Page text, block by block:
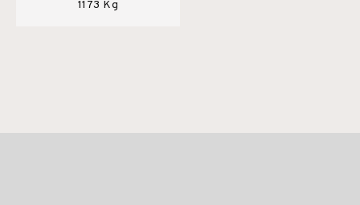
1173 Kg